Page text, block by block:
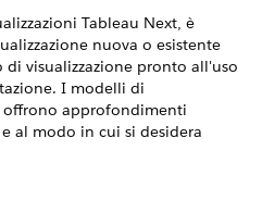
Tableau Next, è
nuova o esistente
visualizzazione pronto all'uso
I modelli di
offrono approfondimenti
al modo in cui si desidera